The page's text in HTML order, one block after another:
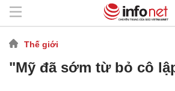
Thế giới
"Mỹ đã sớm từ bỏ cô